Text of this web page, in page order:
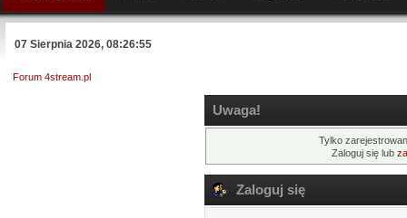
07 Sierpnia 2026, 08:26:55
Forum 4stream.pl
Uwaga!
Tylko
Zaloguj się lub
Zaloguj się